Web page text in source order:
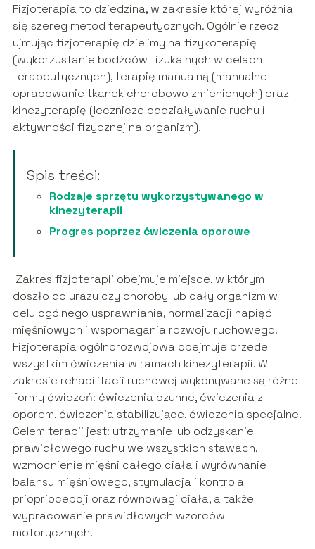
Fizjoterapia to dziedzina, w zakresie której wyróżnia
się szereg metod terapeutycznych. Ogólnie rzecz
ujmując fizjoterapię dzielimy na fizykoterapię
(wykorzystanie bodźców fizykalnych w celach
terapeutycznych), terapię manualną (manualne
opracowanie tkanek chorobowo zmienionych) oraz
kinezyterapię (lecznicze oddziaływanie ruchu i
aktywności fizycznej na organizm).
Spis treści:
Rodzaje sprzętu wykorzystywanego w
kinezyterapii
Progres poprzez ćwiczenia oporowe
Zakres fizjoterapii obejmuje miejsce, w którym
doszło do urazu czy choroby lub cały organizm w
celu ogólnego usprawniania, normalizacji napięć
mięśniowych i wspomagania rozwoju ruchowego.
Fizjoterapia ogólnorozwojowa obejmuje przede
wszystkim ćwiczenia w ramach kinezyterapii. W
zakresie rehabilitacji ruchowej wykonywane są różne
formy ćwiczeń: ćwiczenia czynne, ćwiczenia z
oporem, ćwiczenia stabilizujące, ćwiczenia specjalne.
Celem terapii jest: utrzymanie lub odzyskanie
prawidłowego ruchu we wszystkich stawach,
wzmocnienie mięśni całego ciała i wyrównanie
balansu mięśniowego, stymulacja i kontrola
priopriocepcji oraz równowagi ciała, a także
wypracowanie prawidłowych wzorców
motorycznych.